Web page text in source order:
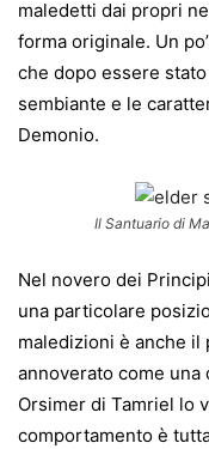
maledetti dai propri
forma originale. Un
che dopo essere
sembiante e le
Demonio.
Il Santuario di
Nel novero dei
una particolare
maledizioni è anche
annoverato come
Orsimer di Tamriel lo
comportamento è